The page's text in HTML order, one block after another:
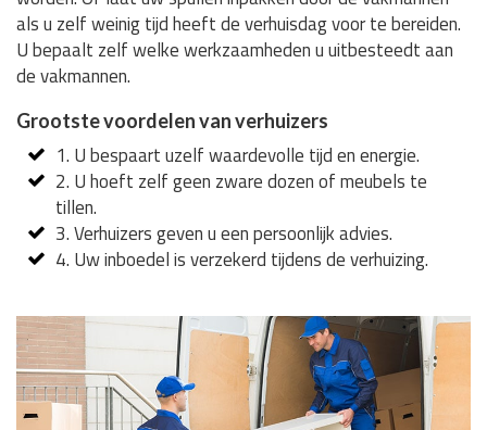
als u zelf weinig tijd heeft de verhuisdag voor te bereiden.
U bepaalt zelf welke werkzaamheden u uitbesteedt aan
de vakmannen.
Grootste voordelen van verhuizers
1. U bespaart uzelf waardevolle tijd en energie.
2. U hoeft zelf geen zware dozen of meubels te
tillen.
3. Verhuizers geven u een persoonlijk advies.
4. Uw inboedel is verzekerd tijdens de verhuizing.